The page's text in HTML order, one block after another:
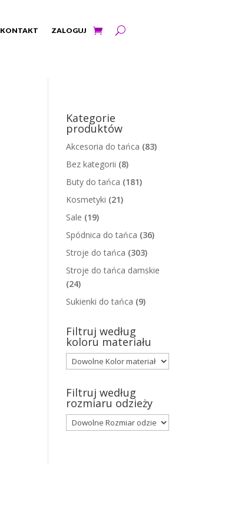
KONTAKT ZALOGUJ
Kategorie
produktów
Akcesoria do tańca (83)
Bez kategorii (8)
Buty do tańca (181)
Kosmetyki (21)
Sale (19)
Spódnica do tańca (36)
Stroje do tańca (303)
Stroje do tańca damskie
(24)
Sukienki do tańca (9)
Filtruj według
koloru materiału
Filtruj według
rozmiaru odzieży